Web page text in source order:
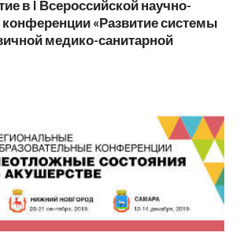
в I Всероссийской научно-
конференции «Развитие системы
медико-санитарной